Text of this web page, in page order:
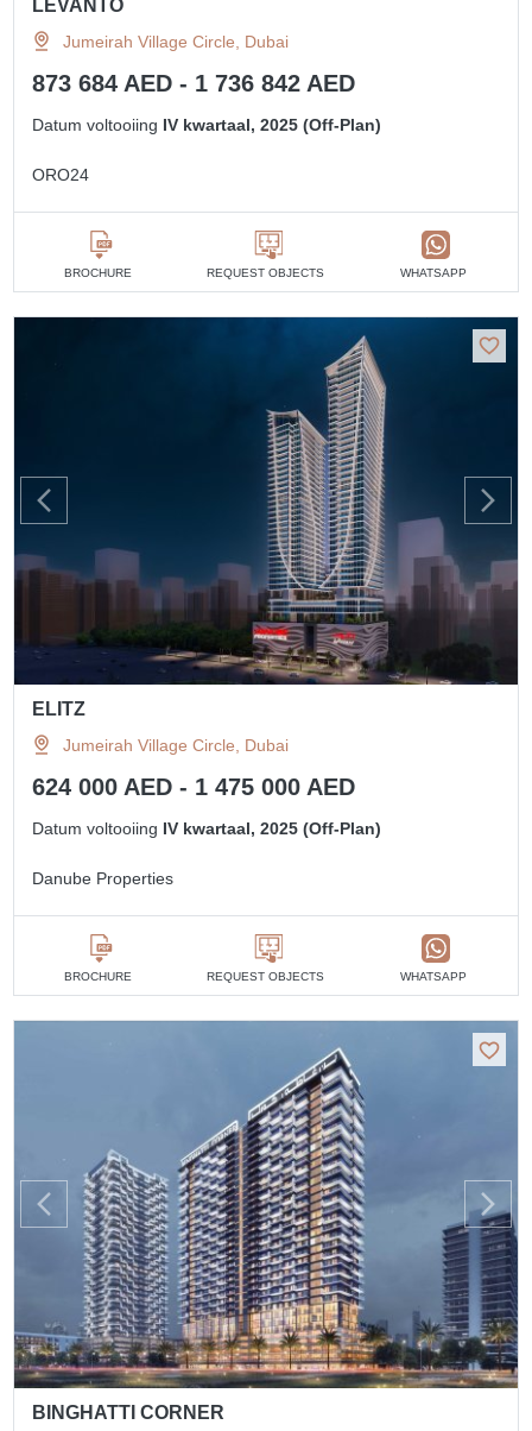
LEVANTO
Jumeirah Village Circle, Dubai
873 684 AED - 1 736 842 AED
Datum voltooiing IV kwartaal, 2025 (Off-Plan)
ORO24
BROCHURE REQUEST OBJECTS WHATSAPP
ELITZ
Jumeirah Village Circle, Dubai
624 000 AED - 1 475 000 AED
Datum voltooiing IV kwartaal, 2025 (Off-Plan)
Danube Properties
BROCHURE REQUEST OBJECTS WHATSAPP
BINGHATTI CORNER